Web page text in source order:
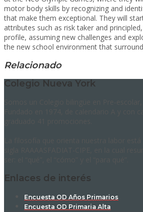
motor body skills by recognizing and
that make them exceptional. They will
attributes such as risk taker and
profile, assuming new challenges and
the new school environment that
Relacionado
Colegio Nueva York
Enlaces de interés
Encuesta OD Años Primarios
Encuesta OD Primaria Alta